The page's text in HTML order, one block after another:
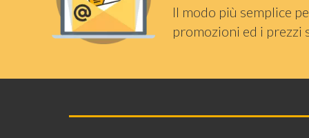
Il modo più semplice
promozioni ed i prezzi